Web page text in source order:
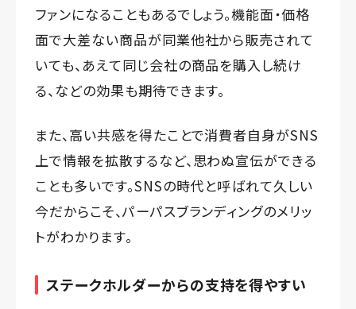
ファンになることもあるでしょう。機能面・価格
面で大差ない商品が同業他社から販売されて
いても、あえて同じ会社の商品を購入し続け
る、などの効果も期待できます。
また、高い共感を得たことで消費者自身がSNS
上で情報を拡散するなど、思わぬ宣伝ができる
ことも多いです。SNSの時代と呼ばれて久しい
今だからこそ、パーパスブランディングのメリッ
トがわかります。
ステークホルダーからの支持を得やすい